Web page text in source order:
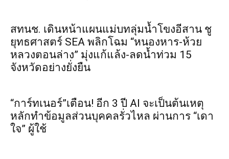
สทนช. เดินหน้าแผนแม่บทลุ่มน้ำโขงอีสาน ชู
ยุทธศาสตร์ SEA พลิกโฉม “หนองหาร-ห้วย
หลวงตอนล่าง” มุ่งแก้แล้ง-ลดน้ำท่วม 15
จังหวัดอย่างยั่งยืน
“การ์ทเนอร์”เตือน! อีก 3 ปี AI จะเป็นต้นเหตุ
หลักทำข้อมูลส่วนบุคคลรั่วไหล ผ่านการ “เดา
ใจ” ผู้ใช้